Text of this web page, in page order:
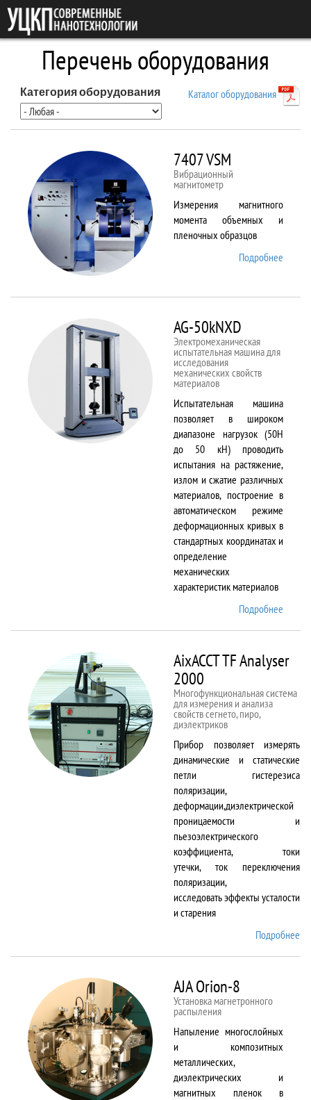
Перейти к основному содержанию
Перечень оборудования
Каталог оборудования
Категория оборудования
7407 VSM
Вибрационный
магнитометр
Измерения магнитного
момента объемных и
пленочных образцов
Подробнее
AG-50kNXD
Электромеханическая
испытательная машина для
исследования
механических свойств
материалов
Испытательная машина
позволяет в широком
диапазоне нагрузок (50Н
до 50 кН) проводить
испытания на растяжение,
излом и сжатие различных
материалов, построение в
автоматическом режиме
деформационных кривых в
стандартных координатах и
определение
механических
характеристик материалов
Подробнее
AixACCT TF Analyser
2000
Многофункциональная система
для измерения и анализа
свойств сегнето, пиро,
диэлектриков
Прибор позволяет измерять
динамические и статические
петли гистерезиса
поляризации,
деформации,диэлектрической
проницаемости и
пьезоэлектрического
коэффициента, токи
утечки, ток переключения
поляризации,
исследовать эффекты усталости
и старения
Подробнее
AJA Orion-8
Установка магнетронного
распыления
Напыление многослойных
и композитных
металлических,
диэлектрических и
магнитных пленок в